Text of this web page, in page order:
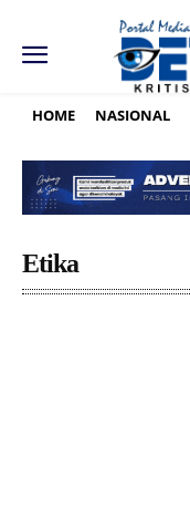
HOME NASIONAL
Etika